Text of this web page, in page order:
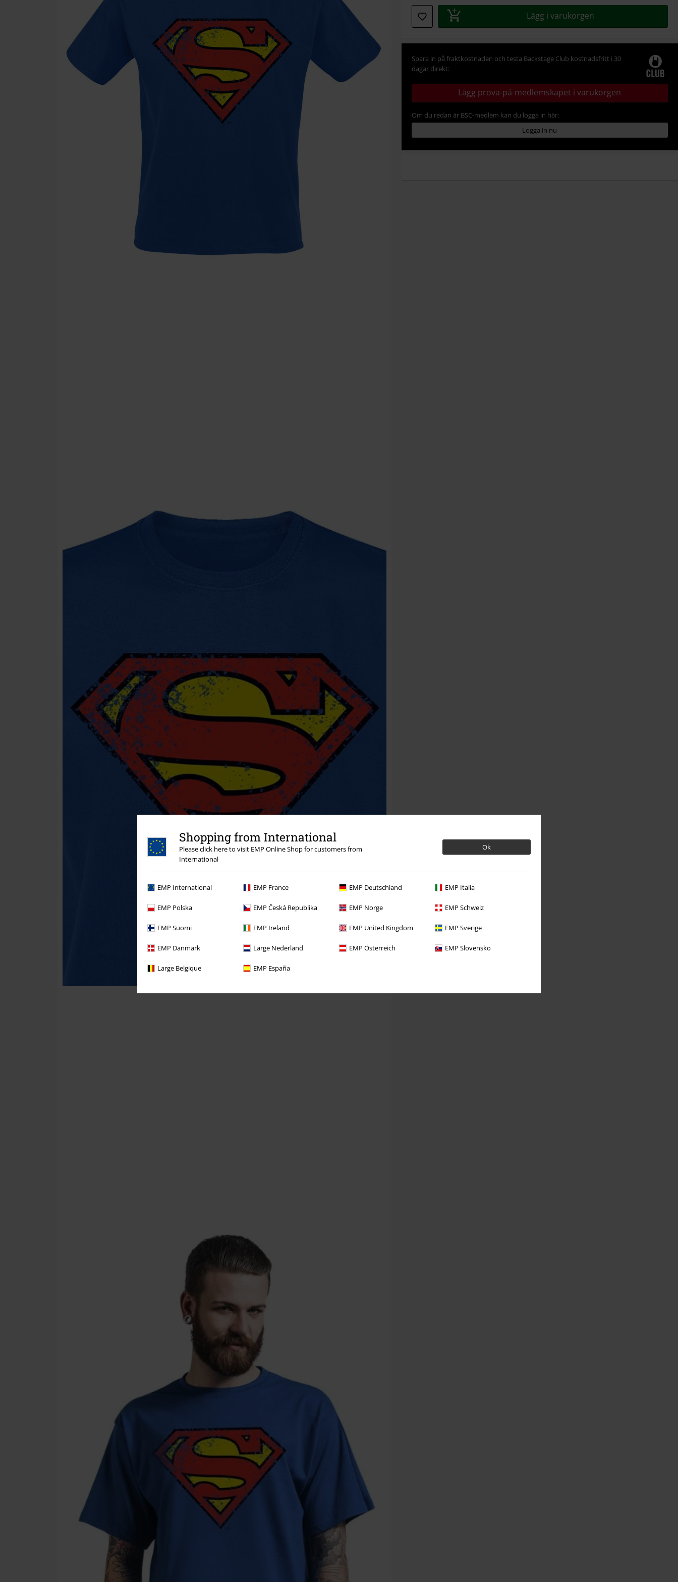
Shopping from International
Please click here to visit EMP Online Shop for customers from
International
Ok
EMP International EMP France EMP Deutschland EMP Italia
EMP Polska EMP Česká Republika EMP Norge EMP Schweiz
EMP Suomi EMP Ireland EMP United Kingdom EMP Sverige
EMP Danmark Large Nederland EMP Österreich EMP Slovensko
Large Belgique EMP España
Lägg i varukorgen
Spara in på fraktkostnaden och testa Backstage Club kostnadsfritt i 30
dagar direkt:
Lägg prova-på-medlemskapet i varukorgen
Om du redan är BSC-medlem kan du logga in här:
Logga in nu